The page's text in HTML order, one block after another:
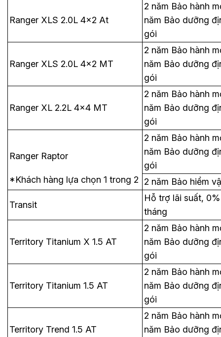
Ranger XLS 2.0L 4x2 At
2 năm Bảo hành
năm Bảo dưỡng
gói
Ranger XLS 2.0L 4x2 MT
2 năm Bảo hành
năm Bảo dưỡng
gói
Ranger XL 2.2L 4x4 MT
2 năm Bảo hành
năm Bảo dưỡng
gói
Ranger Raptor
*Khách hàng lựa chọn 1 trong 2
quà tặng
2 năm Bảo hành
năm Bảo dưỡng
gói
2 năm Bảo hiểm
Transit
Hỗ trợ lãi suất,
tháng
Territory Titanium X 1.5 AT
2 năm Bảo hành
năm Bảo dưỡng
gói
Territory Titanium 1.5 AT
2 năm Bảo hành
năm Bảo dưỡng
gói
Territory Trend 1.5 AT
2 năm Bảo hành
năm Bảo dưỡng